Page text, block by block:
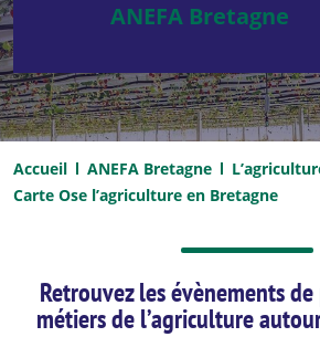
ANEFA Bretagne
Accueil ANEFA Bretagne
Carte Ose l’agriculture en Bretagne
Retrouvez les évènements
métiers de l’agriculture